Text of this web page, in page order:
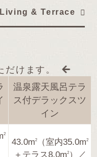
& Terrace
けます。
温泉露天風呂テラ
ス付デラックスツ
イン
2
43.0m2（室内35.0m2
＋テラス8.0m2）／